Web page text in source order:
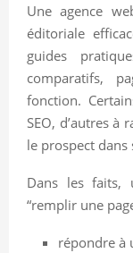
Une agence
éditoriale
guides
comparatifs,
fonction.
SEO, d’autres à
le prospect dans
Dans les
“remplir une
répondre à